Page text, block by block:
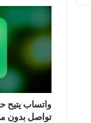
واتساب يتيح
تواصل بدون